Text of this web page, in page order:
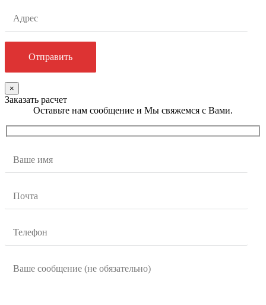
×
Заказать расчет
Оставьте нам сообщение и Мы свяжемся с Вами.